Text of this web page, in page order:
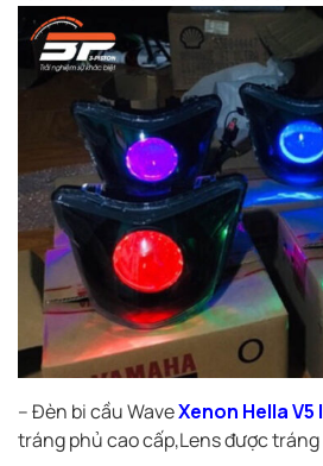
– Đèn bi cầu WaveXenon Hella V5
tráng phủ cao cấp,Lens được tráng